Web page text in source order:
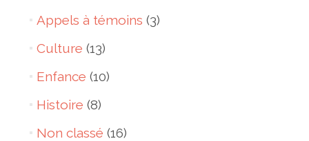
Appels à témoins (3)
Culture (13)
Enfance (10)
Histoire (8)
Non classé (16)